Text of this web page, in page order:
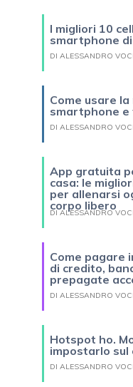
I migliori 10
smartphone
DI ALESSANDRO VOCI
Come usare la
smartphone
DI ALESSANDRO VOCI
App gratuita
casa: le
per allenarsi
corpo libero
DI ALESSANDRO VOCI
Come pagare
di credito,
prepagate
DI ALESSANDRO VOCI
Hotspot ho.
impostarlo sul
DI ALESSANDRO VOCI